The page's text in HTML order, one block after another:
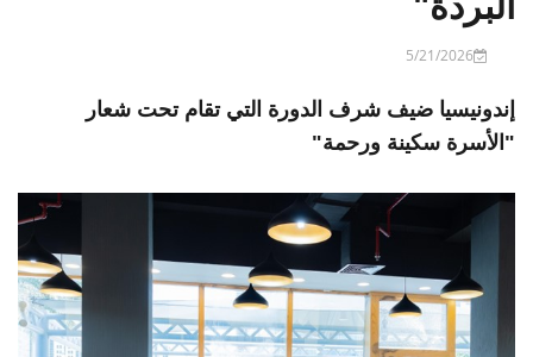
5/21/2026
إندونيسيا ضيف شرف الدورة التي تقام تحت شعار
"الأسرة سكينة ورحمة"